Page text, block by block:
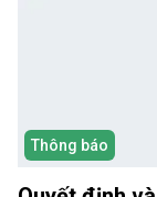
Thông báo